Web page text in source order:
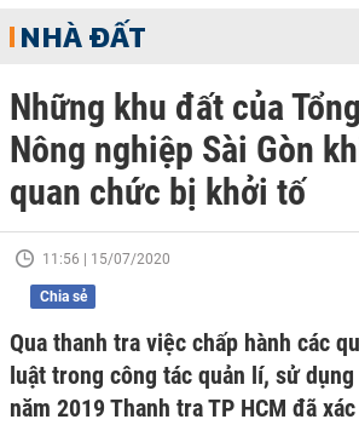
NHÀ ĐẤT
Những khu đất của
Nông nghiệp Sài Gòn
quan chức bị khởi tố
11:56 | 15/07/2020
Chia sẻ
Qua thanh tra việc chấp hành các
luật trong công tác quản lí, sử
năm 2019 Thanh tra TP HCM đã